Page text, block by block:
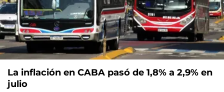
La inflación en CABA pasó de 1,8% a 2,9% en
julio